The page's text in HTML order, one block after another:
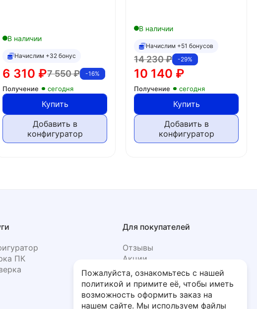
В наличии
Начислим +32 бонус
-16%
7 550₽
6 310 ₽
Получение сегодня
Купить
Добавить в
конфигуратор
В наличии
Начислим +51 бонусов
-29%
14 230₽
10 140 ₽
Получение сегодня
Купить
Добавить в
конфигуратор
ПК
Для покупателей
Отзывы
Акции
Фото
Пожалуйста, ознакомьтесь с нашей
политикой и примите её, чтобы иметь
возможность оформить заказ на
нашем сайте. Мы используем файлы